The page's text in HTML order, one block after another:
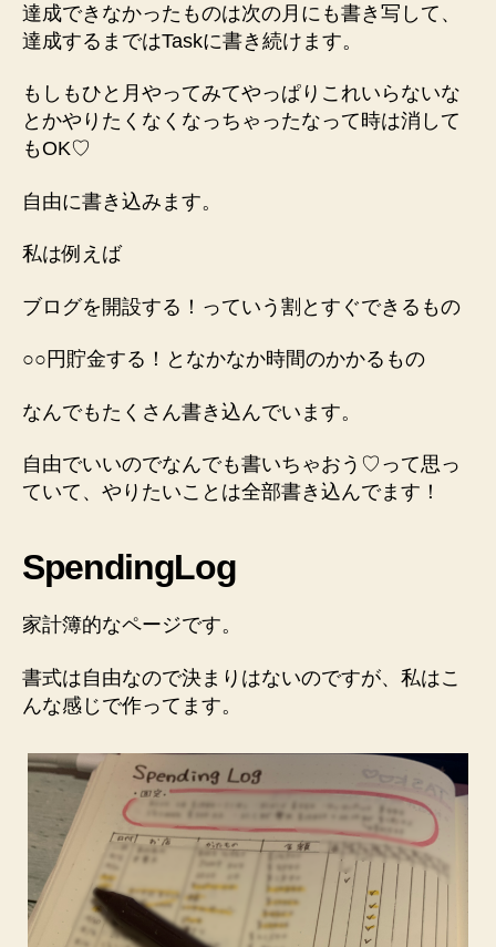
達成できなかったものは次の月にも書き写して、
達成するまではTaskに書き続けます。
もしもひと月やってみてやっぱりこれいらないな
とかやりたくなくなっちゃったなって時は消して
もOK♡
自由に書き込みます。
私は例えば
ブログを開設する！っていう割とすぐできるもの
○○円貯金する！となかなか時間のかかるもの
なんでもたくさん書き込んでいます。
自由でいいのでなんでも書いちゃおう♡って思っ
ていて、やりたいことは全部書き込んでます！
SpendingLog
家計簿的なページです。
書式は自由なので決まりはないのですが、私はこ
んな感じで作ってます。